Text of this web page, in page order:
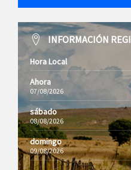
INFORMACIÓN
Hora Local
Ahora
07/08/2026
sábado
08/08/2026
domingo
09/08/2026